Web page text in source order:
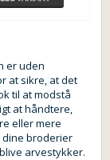
er uden
at sikre, at det
til at modstå
at håndtere,
eller mere
broderier
arvestykker.